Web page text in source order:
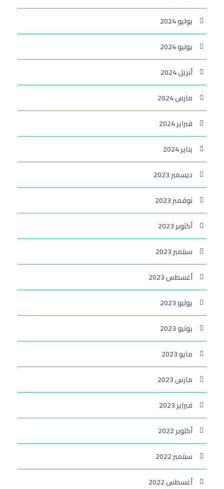
يوليو 2024
يونيو 2024
أبريل 2024
مارس 2024
فبراير 2024
يناير 2024
ديسمبر 2023
نوفمبر 2023
أكتوبر 2023
سبتمبر 2023
أغسطس 2023
يوليو 2023
يونيو 2023
مايو 2023
مارس 2023
فبراير 2023
أكتوبر 2022
سبتمبر 2022
أغسطس 2022